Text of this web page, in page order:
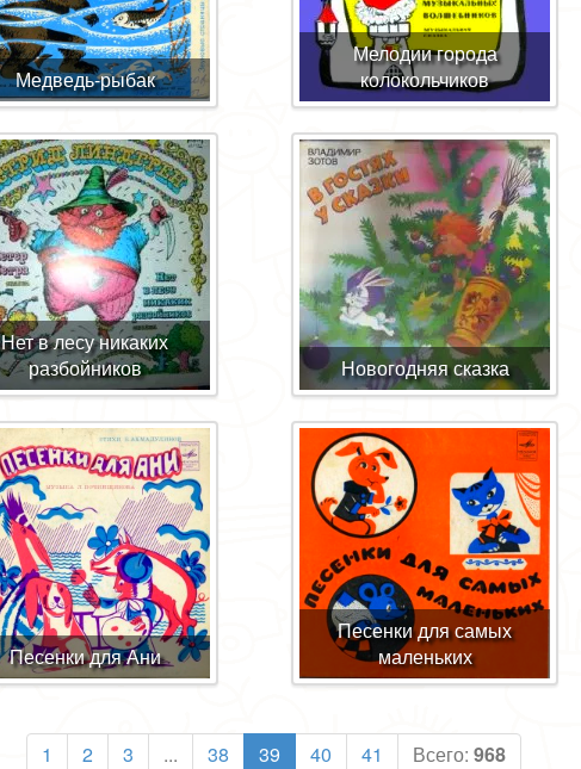
Медведь-рыбак
Мелодии города
колокольчиков
Нет в лесу никаких
разбойников
Новогодняя сказка
Песенки для Ани
Песенки для самых
маленьких
1 2 3 ... 38 39 40 41 Всего: 968